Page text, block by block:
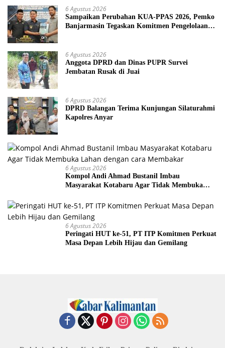
6 Agustus 2026
Sampaikan Perubahan KUA-PPAS 2026, Pemko
Banjarmasin Tegaskan Komitmen Pengelolaan
6 Agustus 2026
Anggota DPRD dan Dinas PUPR Survei
Jembatan Rusak di Juai
6 Agustus 2026
DPRD Balangan Terima Kunjungan Silaturahmi
Kapolres Anyar
6 Agustus 2026
Kompol Andi Ahmad Bustanil Imbau
Masyarakat Kotabaru Agar Tidak Membuka
6 Agustus 2026
Peringati HUT ke-51, PT ITP Komitmen Perkuat
Masa Depan Lebih Hijau dan Gemilang